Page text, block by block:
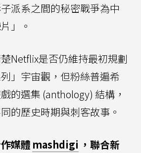
子派系之間的秘密戰爭為中
」。
Netflix是否仍維持最初規劃
」宇宙觀，但粉絲普遍希
的選集 (anthology) 結構，
的歷史時期與刺客故事。
媒體 mashdigi ，聯合新